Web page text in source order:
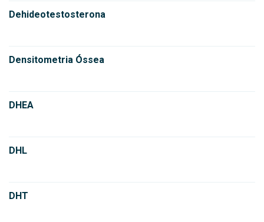
Dehideotestosterona
Densitometria Óssea
DHEA
DHL
DHT